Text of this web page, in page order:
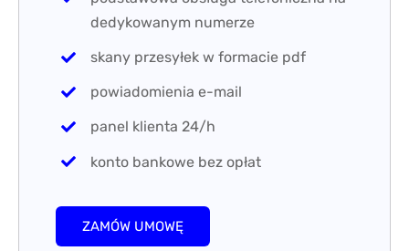
dedykowanym numerze
skany przesyłek w formacie pdf
powiadomienia e-mail
panel klienta 24/h
konto bankowe bez opłat
ZAMÓW UMOWĘ